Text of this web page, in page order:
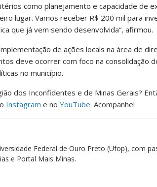
como planejamento e capacidade de
lugar. Vamos receber R$ 200 mil para
que já vem sendo desenvolvida”, afirmou.
de ações locais na área de
deve ocorrer com foco na consolidação
no município.
dos Inconfidentes e de Minas Gerais?
Instagram e no YouTube. Acompanhe!
Federal de Ouro Preto (Ufop), com
e Portal Mais Minas.